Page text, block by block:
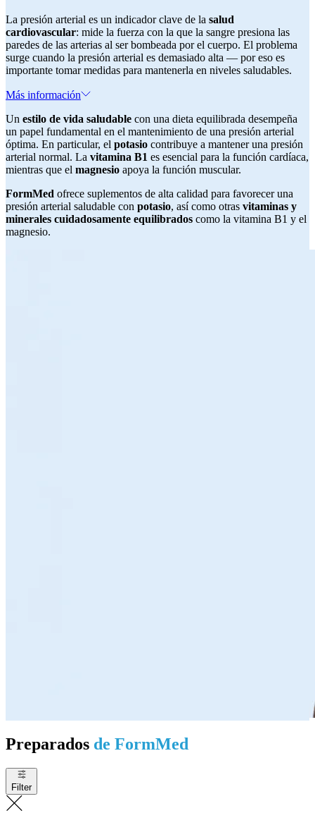
La presión arterial es un indicador clave de la salud
cardiovascular: mide la fuerza con la que la sangre presiona las
paredes de las arterias al ser bombeada por el cuerpo. El problema
surge cuando la presión arterial es demasiado alta — por eso es
importante tomar medidas para mantenerla en niveles saludables.
Más información
Un estilo de vida saludable con una dieta equilibrada desempeña
un papel fundamental en el mantenimiento de una presión arterial
óptima. En particular, el potasio contribuye a mantener una presión
arterial normal. La vitamina B1 es esencial para la función cardíaca,
mientras que el magnesio apoya la función muscular.
FormMed ofrece suplementos de alta calidad para favorecer una
presión arterial saludable con potasio, así como otras vitaminas y
minerales cuidadosamente equilibrados como la vitamina B1 y el
magnesio.
Preparados de FormMed
Filter